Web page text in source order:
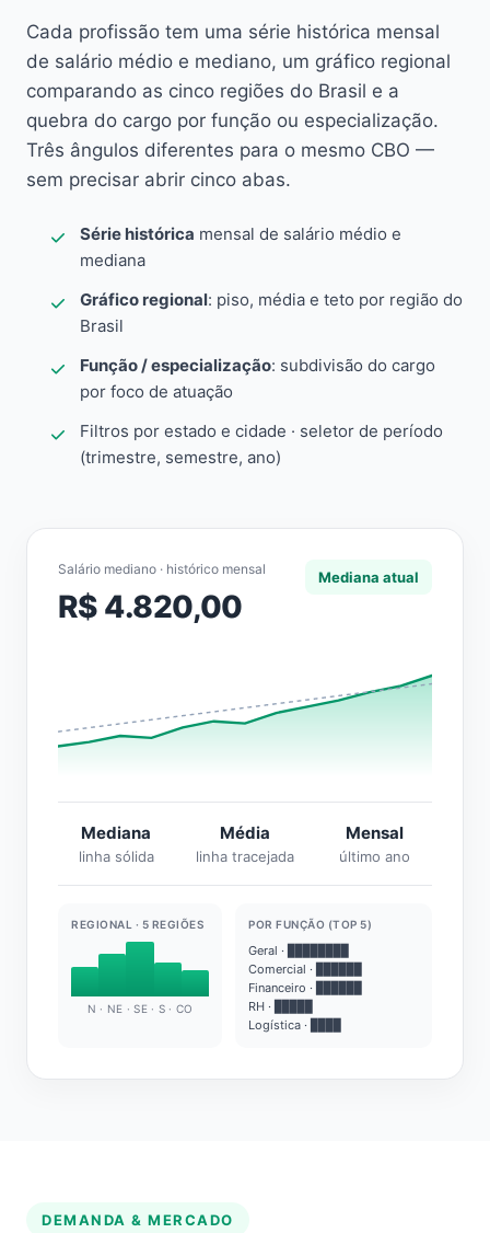
Cada profissão tem uma série histórica mensal
de salário médio e mediano, um gráfico regional
comparando as cinco regiões do Brasil e a
quebra do cargo por função ou especialização.
Três ângulos diferentes para o mesmo CBO —
sem precisar abrir cinco abas.
Série histórica mensal de salário médio e
mediana
Gráfico regional: piso, média e teto por região do
Brasil
Função / especialização: subdivisão do cargo
por foco de atuação
Filtros por estado e cidade · seletor de período
(trimestre, semestre, ano)
Salário mediano · histórico mensal
R$ 4.820,00
Mediana atual
Mediana
linha sólida
Média
linha tracejada
Mensal
último ano
REGIONAL · 5 REGIÕES
N · NE · SE · S · CO
POR FUNÇÃO (TOP 5)
Geral · ████████
Comercial · ██████
Financeiro · ██████
RH · █████
Logística · ████
DEMANDA & MERCADO